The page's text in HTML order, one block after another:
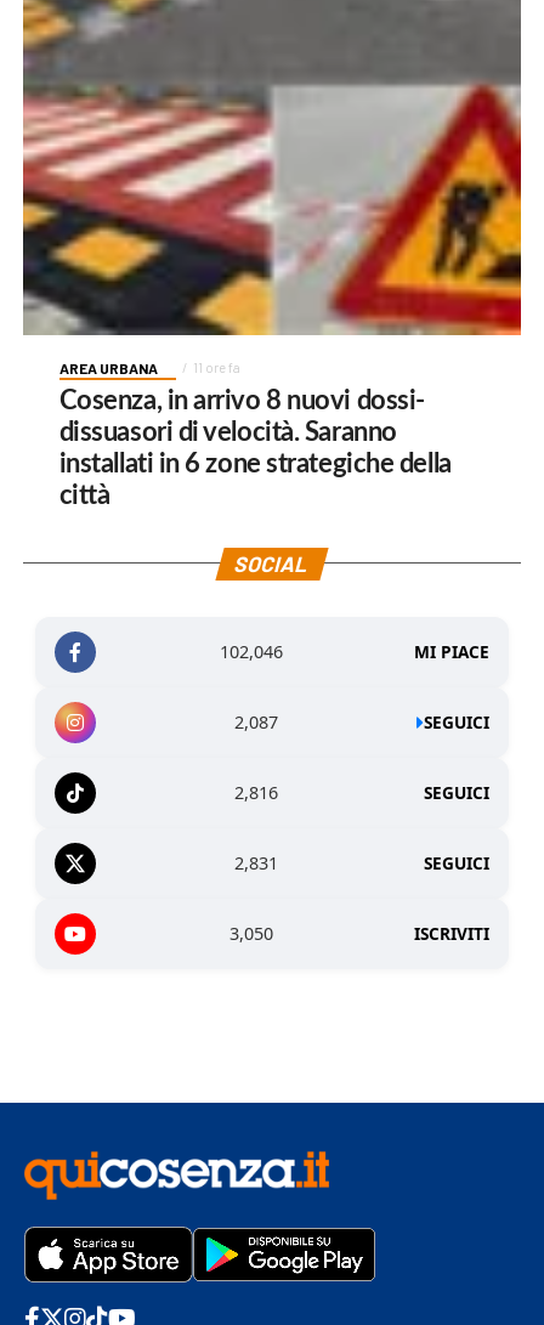
AREA URBANA 11 ore fa
Cosenza, in arrivo 8 nuovi dossi-
dissuasori di velocità. Saranno
installati in 6 zone strategiche della
città
SOCIAL
102,046 MI PIACE
2,087 SEGUICI
2,816 SEGUICI
2,831 SEGUICI
3,050 ISCRIVITI